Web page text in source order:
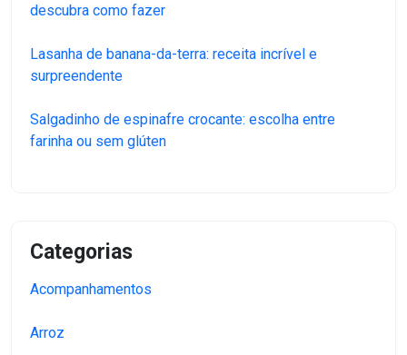
descubra como fazer
Lasanha de banana-da-terra: receita incrível e
surpreendente
Salgadinho de espinafre crocante: escolha entre
farinha ou sem glúten
Categorias
Acompanhamentos
Arroz